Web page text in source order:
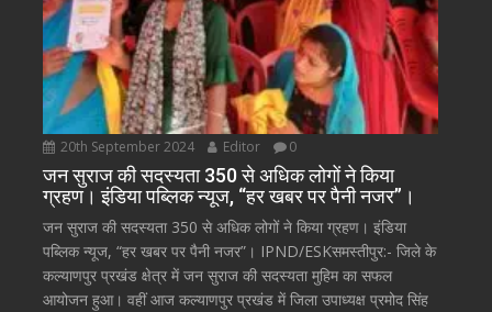
20th September 2024 Editor 0
जन सुराज की सदस्यता 350 से अधिक लोगों ने किया
ग्रहण। इंडिया पब्लिक न्यूज, “हर खबर पर पैनी नजर”।
जन सुराज की सदस्यता 350 से अधिक लोगों ने किया ग्रहण। इंडिया
पब्लिक न्यूज, “हर खबर पर पैनी नजर”। IPND/ESKसमस्तीपुर:- जिले के
कल्याणपुर प्रखंड क्षेत्र में जन सुराज की सदस्यता मुहिम का सफल
आयोजन हुआ। वहीं आज कल्याणपुर प्रखंड में जिला उपाध्यक्ष प्रमोद सिंह